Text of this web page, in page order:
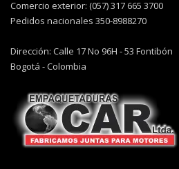
Comercio exterior: (057) 317 665 3700
Pedidos nacionales 350-8988270
Dirección: Calle 17 No 96H - 53 Fontibón
Bogotá - Colombia